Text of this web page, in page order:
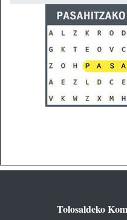
Tolosaldeko